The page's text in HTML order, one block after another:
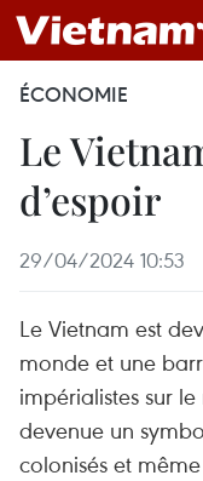
ÉCONOMIE
Le
d’espoir
29/04/2024 10:53
Le Vietnam est
monde et une
impérialistes sur
devenue un
colonisés et